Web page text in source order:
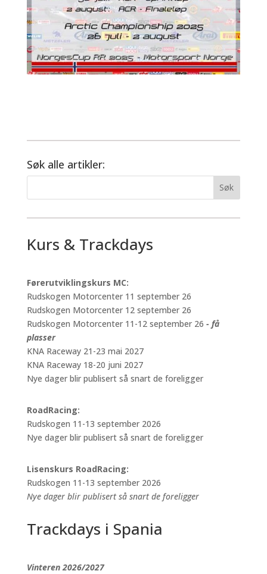
Søk alle artikler:
Kurs & Trackdays
Førerutviklingskurs MC:
Rudskogen Motorcenter 11 september 26
Rudskogen Motorcenter 12 september 26
Rudskogen Motorcenter 11-12 september 26 - få
plasser
KNA Raceway 21-23 mai 2027
KNA Raceway 18-20 juni 2027
Nye dager blir publisert så snart de foreligger
RoadRacing:
Rudskogen 11-13 september 2026
Nye dager blir publisert så snart de foreligger
Lisenskurs RoadRacing:
Rudskogen 11-13 september 2026
Nye dager blir publisert så snart de foreligger
Trackdays i Spania
Vinteren 2026/2027